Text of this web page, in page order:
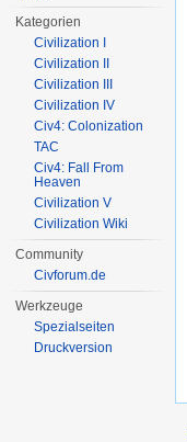
Kategorien
Civilization I
Civilization II
Civilization III
Civilization IV
Civ4: Colonization
TAC
Civ4: Fall From
Heaven
Civilization V
Civilization Wiki
Community
Civforum.de
Werkzeuge
Spezialseiten
Druckversion